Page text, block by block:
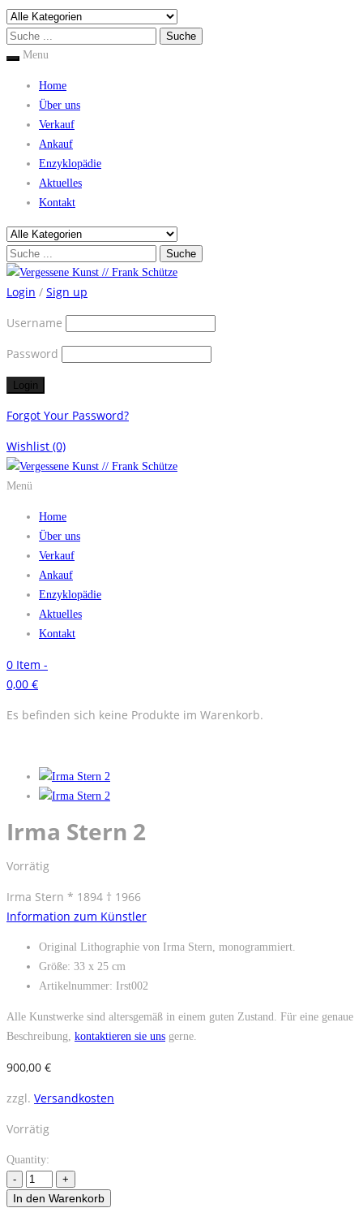
Menu
Home
Über uns
Verkauf
Ankauf
Enzyklopädie
Aktuelles
Kontakt
Login / Sign up
Username
Password
Forgot Your Password?
Wishlist (0)
Menü
Home
Über uns
Verkauf
Ankauf
Enzyklopädie
Aktuelles
Kontakt
0 Item -
0,00 €
Es befinden sich keine Produkte im Warenkorb.
Irma Stern 2
Vorrätig
Irma Stern * 1894 † 1966
Information zum Künstler
Original Lithographie von Irma Stern, monogrammiert.
Größe: 33 x 25 cm
Artikelnummer: Irst002
Alle Kunstwerke sind altersgemäß in einem guten Zustand. Für eine genaue
Beschreibung, kontaktieren sie uns gerne.
900,00 €
zzgl. Versandkosten
Vorrätig
Quantity:
In den Warenkorb